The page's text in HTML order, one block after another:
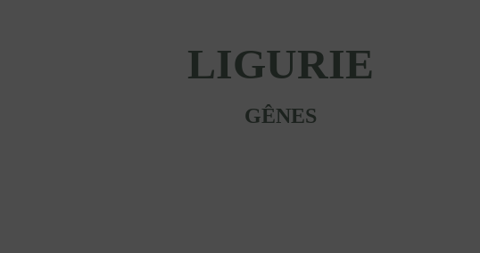
LIGURIE
GÊNES